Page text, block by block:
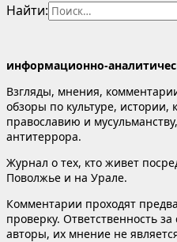
Найти:
информационно-
Взгляды, мнения,
обзоры по культуре,
православию и
антитеррора.
Журнал о тех, кто живет
Поволжье и на Урале.
Комментарии проходят
проверку. Ответственность
авторы, их мнение не